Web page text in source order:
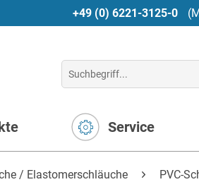
+49 (0) 6221-3125-0
Service
/ Elastomerschläuche PVC-